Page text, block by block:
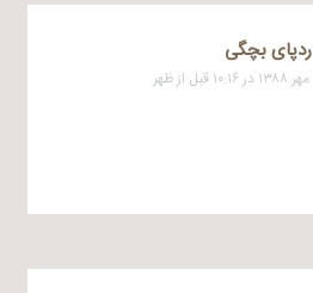
ردپای بچگی